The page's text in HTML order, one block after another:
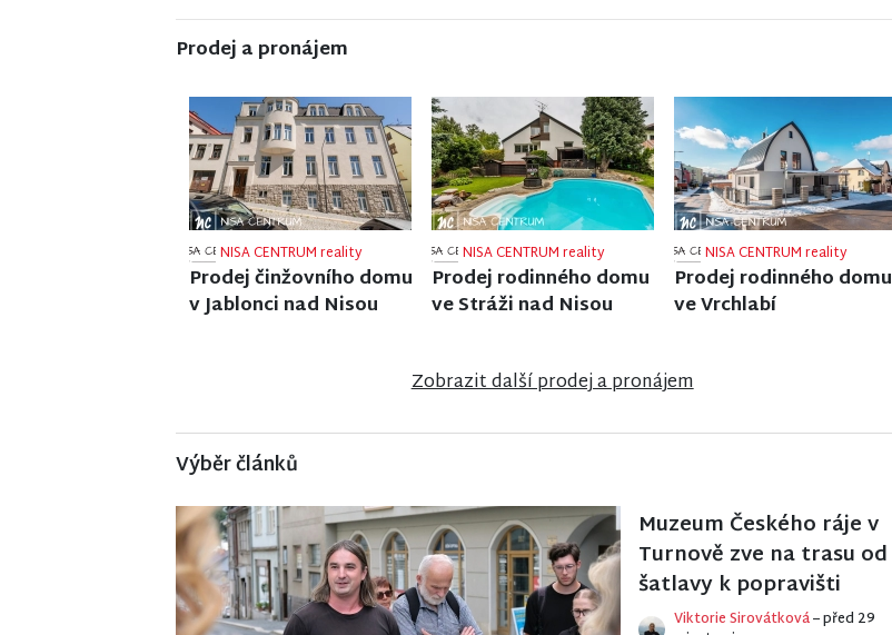
Prodej a pronájem
NISA CENTRUM reality
Prodej rodinného domu
v Poniklé
NISA CENTRUM reality
Prodej bytu 1+1 v Liberci
NISA CENTRUM reality
Prodej rodinného domu
v Jiřetíně pod Bukovou
Zobrazit další prodej a pronájem
Výběr článků
Muzeum Českého ráje v
Turnově zve na trasu od
šatlavy k popravišti
Viktorie Sirovátková– před 29